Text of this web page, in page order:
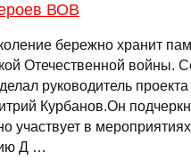
ВОВ
бережно хранит
Отечественной войны.
руководитель
Курбанов.Он
участвует в
Д …